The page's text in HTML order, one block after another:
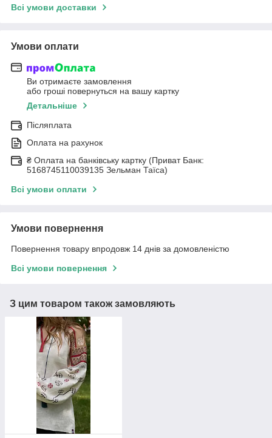
Всі умови доставки
Умови оплати
Ви отримаєте замовлення
або гроші повернуться на вашу картку
Детальніше
Післяплата
Оплата на рахунок
₴ Оплата на банківську картку (Приват Банк:
5168745110039135 Зельман Таїса)
Всі умови оплати
Умови повернення
Повернення товару впродовж 14 днів за домовленістю
Всі умови повернення
З цим товаром також замовляють